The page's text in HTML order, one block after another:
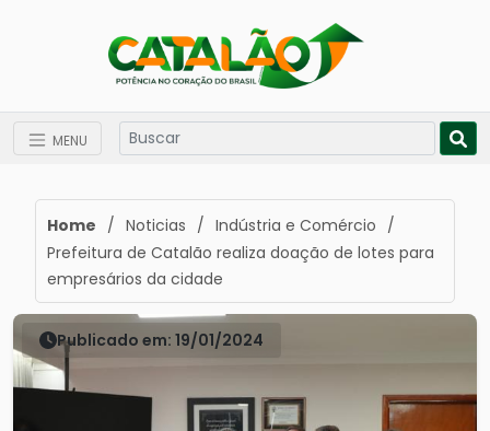
MENU
Home / Noticias / Indústria e Comércio /
Prefeitura de Catalão realiza doação de lotes para
empresários da cidade
Publicado em: 19/01/2024